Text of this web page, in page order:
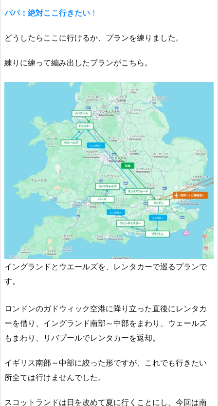
パパ：絶対ここ行きたい ！
どうしたらここに行けるか、プランを練りました。
練りに練って編み出したプランがこちら。
イングランドとウエールズを、レンタカーで巡るプランで
す。
ロンドンのガドウィック空港に降り立った直後にレンタカ
ーを借り、イングランド南部～中部をまわり、ウェールズ
もまわり、リバプールでレンタカーを返却。
イギリス南部～中部に絞った形ですが、これでも行きたい
所全ては行けませんでした。
スコットランドは日を改めて夏に行くことにし、今回は南